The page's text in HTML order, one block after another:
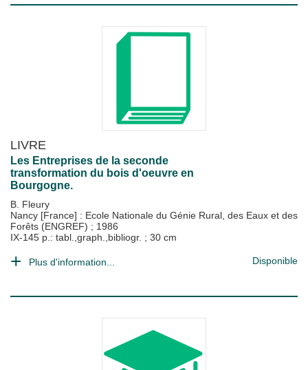
LIVRE
Les Entreprises de la seconde
transformation du bois d'oeuvre en
Bourgogne.
B. Fleury
Nancy [France] : Ecole Nationale du Génie Rural, des Eaux et des
Forêts (ENGREF) ; 1986
IX-145 p.: tabl.,graph.,bibliogr. ; 30 cm
Plus d'information... Disponible